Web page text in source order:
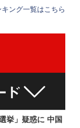
キング一覧はこちら
挙」疑惑に 中国